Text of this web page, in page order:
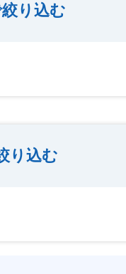
り込む
り込む